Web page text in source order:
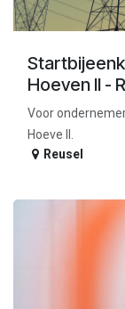
Hoeven II -
Voor
Hoeve II.
Reusel